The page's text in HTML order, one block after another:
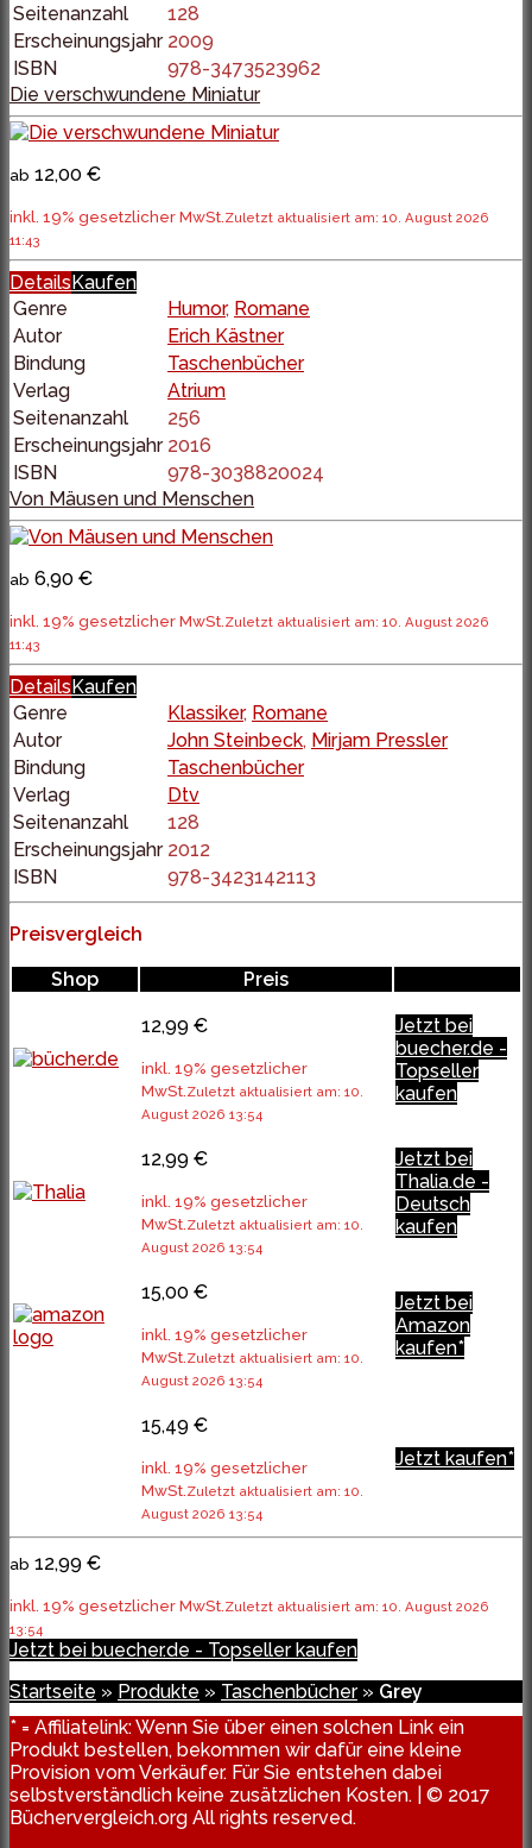
Seitenanzahl
128
Erscheinungsjahr 2009
ISBN
978-3473523962
Die verschwundene Miniatur
ab 12,00 €
inkl. 19% gesetzlicher MwSt.Zuletzt aktualisiert am: 10. August 2026
11:43
Details Kaufen
Genre
Humor, Romane
Autor
Erich Kästner
Bindung
Taschenbücher
Verlag
Atrium
Seitenanzahl
256
Erscheinungsjahr 2016
ISBN
978-3038820024
Von Mäusen und Menschen
ab 6,90 €
inkl. 19% gesetzlicher MwSt.Zuletzt aktualisiert am: 10. August 2026
11:43
Details Kaufen
Genre
Klassiker, Romane
Autor
John Steinbeck, Mirjam Pressler
Bindung
Taschenbücher
Verlag
Dtv
Seitenanzahl
128
Erscheinungsjahr 2012
ISBN
978-3423142113
Preisvergleich
Shop
Preis
12,99 €
inkl. 19% gesetzlicher
MwSt.Zuletzt aktualisiert am: 10.
August 2026 13:54
Jetzt bei
buecher.de -
Topseller
kaufen
12,99 €
inkl. 19% gesetzlicher
MwSt.Zuletzt aktualisiert am: 10.
August 2026 13:54
Jetzt bei
Thalia.de -
Deutsch
kaufen
15,00 €
inkl. 19% gesetzlicher
MwSt.Zuletzt aktualisiert am: 10.
August 2026 13:54
Jetzt bei
Amazon
kaufen*
15,49 €
inkl. 19% gesetzlicher
MwSt.Zuletzt aktualisiert am: 10.
August 2026 13:54
Jetzt kaufen*
ab 12,99 €
inkl. 19% gesetzlicher MwSt.Zuletzt aktualisiert am: 10. August 2026
13:54
Jetzt bei buecher.de - Topseller kaufen
Startseite » Produkte » Taschenbücher» Grey
* = Affiliatelink: Wenn Sie über einen solchen Link ein
Produkt bestellen, bekommen wir dafür eine kleine
Provision vom Verkäufer. Für Sie entstehen dabei
selbstverständlich keine zusätzlichen Kosten. | © 2017
Büchervergleich.org All rights reserved.